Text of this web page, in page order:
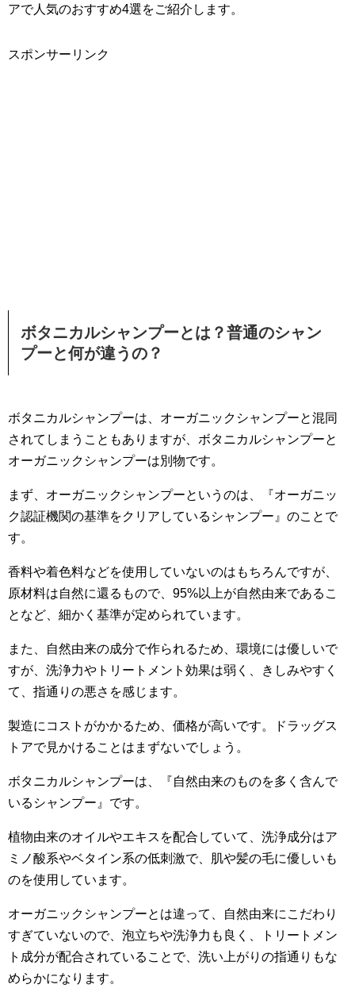
アで人気のおすすめ4選をご紹介します。
スポンサーリンク
ボタニカルシャンプーとは？普通のシャン
プーと何が違うの？
ボタニカルシャンプーは、オーガニックシャンプーと混同
されてしまうこともありますが、ボタニカルシャンプーと
オーガニックシャンプーは別物です。
まず、オーガニックシャンプーというのは、『オーガニッ
ク認証機関の基準をクリアしているシャンプー』のことで
す。
香料や着色料などを使用していないのはもちろんですが、
原材料は自然に還るもので、95%以上が自然由来であるこ
となど、細かく基準が定められています。
また、自然由来の成分で作られるため、環境には優しいで
すが、洗浄力やトリートメント効果は弱く、きしみやすく
て、指通りの悪さを感じます。
製造にコストがかかるため、価格が高いです。ドラッグス
トアで見かけることはまずないでしょう。
ボタニカルシャンプーは、『自然由来のものを多く含んで
いるシャンプー』です。
植物由来のオイルやエキスを配合していて、洗浄成分はア
ミノ酸系やベタイン系の低刺激で、肌や髪の毛に優しいも
のを使用しています。
オーガニックシャンプーとは違って、自然由来にこだわり
すぎていないので、泡立ちや洗浄力も良く、トリートメン
ト成分が配合されていることで、洗い上がりの指通りもな
めらかになります。